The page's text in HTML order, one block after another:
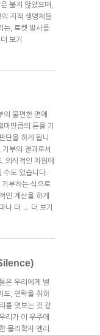
불지 않았으며,
지적 생명체들
는, 로켓 발사를
더 보기
의 불편한 면에
만큼의 돈을 기
단을 하게 됩니
부의 결과로서
의식적인 차원에
수도 있습니다.
부하는 식으로
인 계산을 하게
나 더 → 더 보기
은 우리에게 별
도, 연락을 취하
를 엿보는 것 같
리가 이 우주에
물리학자 엔리